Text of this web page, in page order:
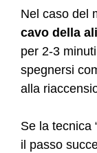
Nel caso del
cavo della
per 2-3
spegnersi
alla
Se la tecnica
il passo